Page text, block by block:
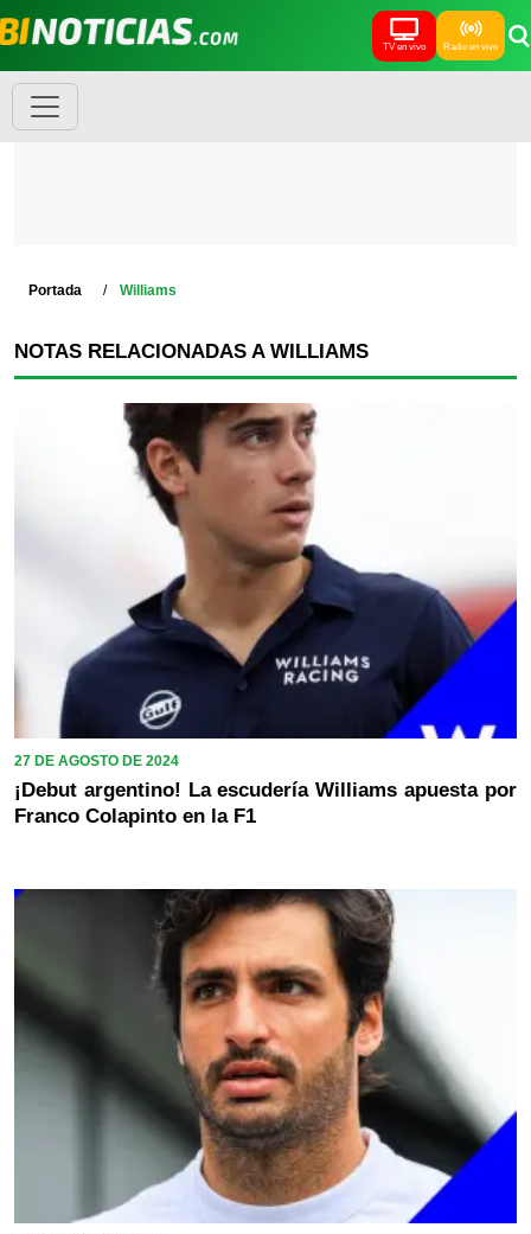
TV en vivo Radio en vivo
Portada Williams
NOTAS RELACIONADAS A WILLIAMS
27 DE AGOSTO DE 2024
¡Debut argentino! La escudería Williams apuesta por
Franco Colapinto en la F1